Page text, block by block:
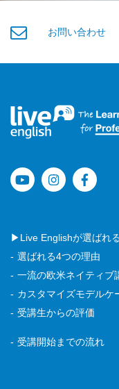
お問い合わせ
▶Live Englishが選ばれ
選ばれる4つの理由
一流の欧米ネイティブ
カスタマイズモデルケ
受講生からの評価
受講開始までの流れ